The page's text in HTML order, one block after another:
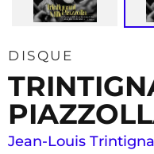
DISQUE
Jean-Louis